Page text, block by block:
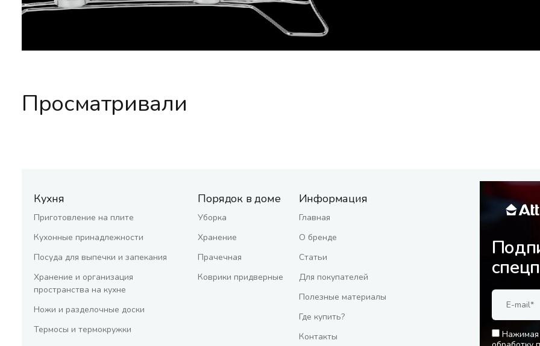
Просматривали
Кухня
Приготовление на плите
Кухонные принадлежности
Посуда для выпечки и запекания
Хранение и организация
пространства на кухне
Ножи и разделочные доски
Термосы и термокружки
Порядок в доме
Уборка
Хранение
Прачечная
Коврики придверные
Информация
Главная
О бренде
Статьи
Для покупателей
Полезные материалы
Где купить?
Контакты
Нажимая